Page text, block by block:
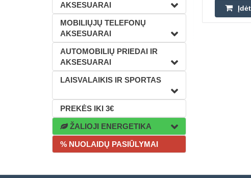
AKSESUARAI
MOBILIŲJŲ TELEFONŲ
AKSESUARAI
AUTOMOBILIŲ PRIEDAI IR
AKSESUARAI
LAISVALAIKIS IR SPORTAS
PREKĖS IKI 3€
ŽALIOJI ENERGETIKA
% NUOLAIDŲ PASIŪLYMAI